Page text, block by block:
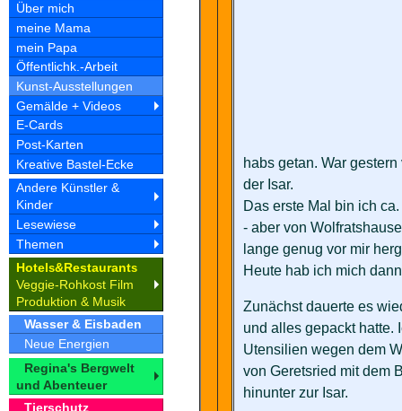
Über mich
meine Mama
mein Papa
Öffentlichk.-Arbeit
Kunst-Ausstellungen
Gemälde + Videos
E-Cards
Post-Karten
Kreative Bastel-Ecke
Andere Künstler &
Kinder
Lesewiese
Themen
Hotels&Restaurants
Veggie-Rohkost Film
Produktion & Musik
Wasser & Eisbaden
Neue Energien
Regina's Bergwelt
und Abenteuer
Tierschutz
habs getan. War
der Isar.
Das erste Mal bin ich
- aber von
lange genug vor mir
Heute hab ich mich
Zunächst dauerte es
und alles gepackt hatte.
Utensilien wegen dem
von Geretsried mit dem
hinunter zur Isar.